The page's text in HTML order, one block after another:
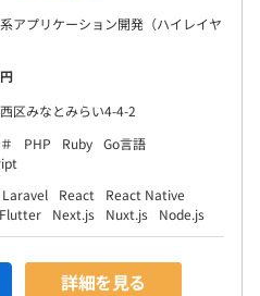
ア：13名／営業：3名／営
。
アプリケーション開発（ハイレイヤ
区みなとみらい4-4-2
PHP Ruby Go言語
Laravel React
React Native
Flutter Next.js Nuxt.js Node.js
詳細を見る